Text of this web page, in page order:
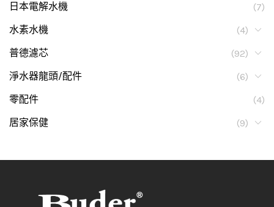
日本電解水機
(7)
水素水機
(4)
普德濾芯
(92)
淨水器龍頭/配件
(6)
零配件
(4)
居家保健
(9)